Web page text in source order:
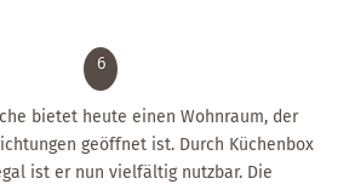
6
bietet heute einen Wohnraum, der
geöffnet ist. Durch Küchenbox
ist er nun vielfältig nutzbar. Die